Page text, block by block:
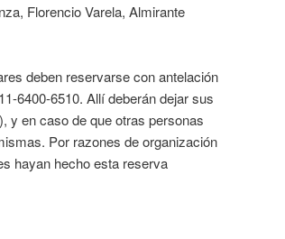
Florencio Varela, Almirante
deben reservarse con antelación
6400-6510. Allí deberán dejar sus
y en caso de que otras personas
Por razones de organización
hayan hecho esta reserva